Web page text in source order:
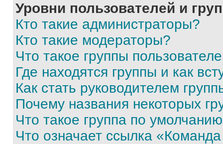
Уровни пользователей и
Кто такие администраторы?
Кто такие модераторы?
Что такое группы
Где находятся группы и как
Как стать руководителем
Почему названия некоторых
Что такое группа по
Что означает ссылка